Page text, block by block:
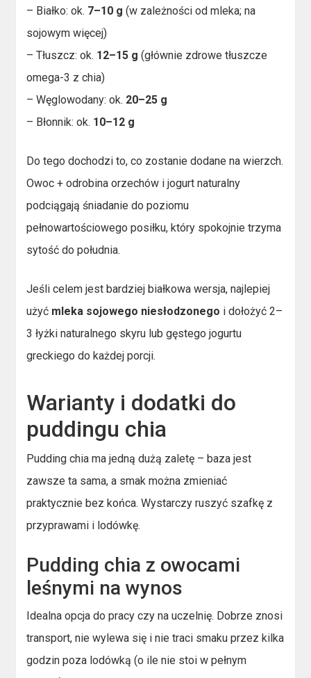
– Białko: ok. 7–10 g (w zależności od mleka; na
sojowym więcej)
– Tłuszcz: ok. 12–15 g (głównie zdrowe tłuszcze
omega-3 z chia)
– Węglowodany: ok. 20–25 g
– Błonnik: ok. 10–12 g
Do tego dochodzi to, co zostanie dodane na wierzch.
Owoc + odrobina orzechów i jogurt naturalny
podciągają śniadanie do poziomu
pełnowartościowego posiłku, który spokojnie trzyma
sytość do południa.
Jeśli celem jest bardziej białkowa wersja, najlepiej
użyć mleka sojowego niesłodzonego i dołożyć 2–
3 łyżki naturalnego skyru lub gęstego jogurtu
greckiego do każdej porcji.
Warianty i dodatki do
puddingu chia
Pudding chia ma jedną dużą zaletę – baza jest
zawsze ta sama, a smak można zmieniać
praktycznie bez końca. Wystarczy ruszyć szafkę z
przyprawami i lodówkę.
Pudding chia z owocami
leśnymi na wynos
Idealna opcja do pracy czy na uczelnię. Dobrze znosi
transport, nie wylewa się i nie traci smaku przez kilka
godzin poza lodówką (o ile nie stoi w pełnym